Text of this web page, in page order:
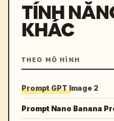
TÍNH
KHÁC
THEO MÔ HÌNH
Prompt GPT Image 2
Prompt Nano Banana